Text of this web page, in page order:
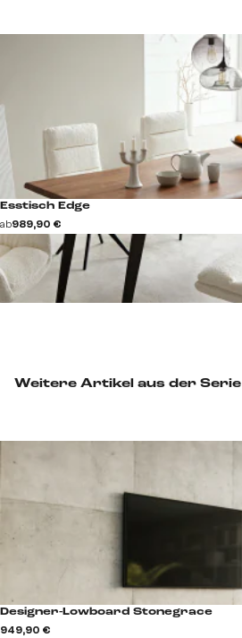
Weitere Artikel aus der Serie
Designer-Lowboard Stonegrace
949,90 €
Esstisch Edge
ab989,90 €